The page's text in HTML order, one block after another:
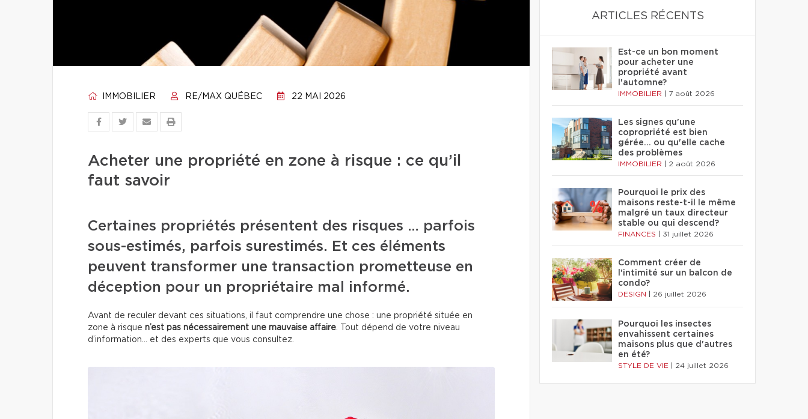
IMMOBILIER RE/MAX QUÉBEC 22 MAI 2026
Acheter une propriété en zone à risque : ce qu’il
faut savoir
Certaines propriétés présentent des risques … parfois
sous-estimés, parfois surestimés. Et ces éléments
peuvent transformer une transaction prometteuse en
déception pour un propriétaire mal informé.
Avant de reculer devant ces situations, il faut comprendre une chose : une propriété située en
zone à risque n’est pas nécessairement une mauvaise affaire. Tout dépend de votre niveau
d’information… et des experts que vous consultez.
ARTICLES RÉCENTS
Est-ce un bon moment
pour acheter une
propriété avant
l'automne?
IMMOBILIER 7 août 2026
Les signes qu'une
copropriété est bien
gérée… ou qu'elle cache
des problèmes
IMMOBILIER 2 août 2026
Pourquoi le prix des
maisons reste-t-il le même
malgré un taux directeur
stable ou qui descend?
FINANCES 31 juillet 2026
Comment créer de
l'intimité sur un balcon de
condo?
DESIGN 26 juillet 2026
Pourquoi les insectes
envahissent certaines
maisons plus que d'autres
en été?
STYLE DE VIE 24 juillet 2026